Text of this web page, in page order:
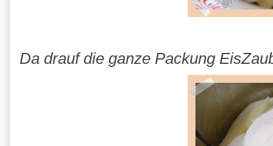
Da drauf die ganze Packung